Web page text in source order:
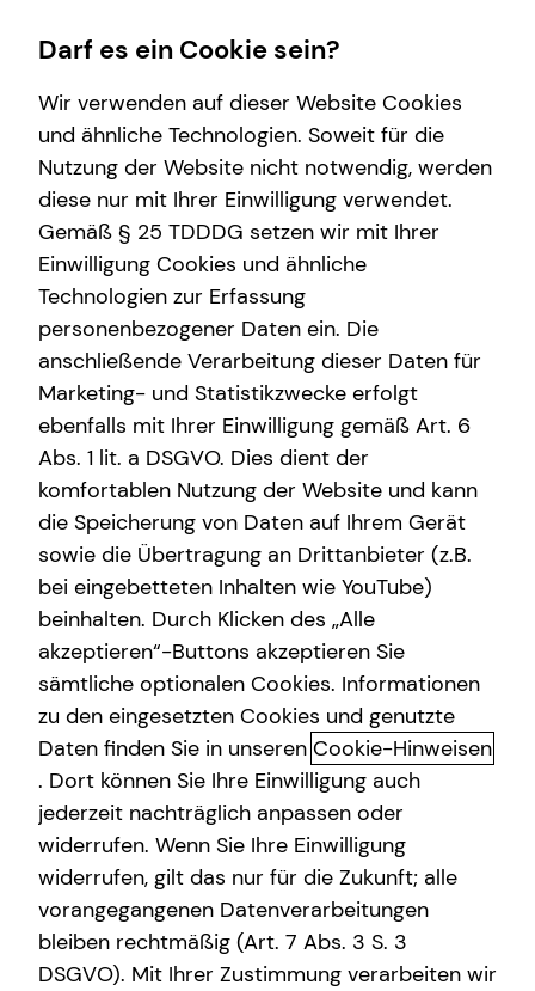
Karriere-Infos
Karrierechancen
Wissenswertes
Über tecis
Podcast
teamzukunft
Finanzberatung
Spezialisten-Netzwerk
Investment
Kapitalanlage Immobilien
Service
Kundenportal
Schadenabwicklung
Jost Lindow
Jost Lindow
Teamleiter
in Itzehoe und Umgebung
Darf es ein Cookie sein?
Wir verwenden auf dieser Website Cookies
und ähnliche Technologien. Soweit für die
Nutzung der Website nicht notwendig, werden
diese nur mit Ihrer Einwilligung verwendet.
Gemäß § 25 TDDDG setzen wir mit Ihrer
Einwilligung Cookies und ähnliche
Technologien zur Erfassung
personenbezogener Daten ein. Die
anschließende Verarbeitung dieser Daten für
Marketing- und Statistikzwecke erfolgt
ebenfalls mit Ihrer Einwilligung gemäß Art. 6
Abs. 1 lit. a DSGVO. Dies dient der
komfortablen Nutzung der Website und kann
die Speicherung von Daten auf Ihrem Gerät
sowie die Übertragung an Drittanbieter (z.B.
bei eingebetteten Inhalten wie YouTube)
beinhalten. Durch Klicken des „Alle
akzeptieren“-Buttons akzeptieren Sie
sämtliche optionalen Cookies. Informationen
zu den eingesetzten Cookies und genutzte
Daten finden Sie in unseren Cookie-Hinweisen
. Dort können Sie Ihre Einwilligung auch
jederzeit nachträglich anpassen oder
widerrufen. Wenn Sie Ihre Einwilligung
widerrufen, gilt das nur für die Zukunft; alle
vorangegangenen Datenverarbeitungen
bleiben rechtmäßig (Art. 7 Abs. 3 S. 3
DSGVO). Mit Ihrer Zustimmung verarbeiten wir